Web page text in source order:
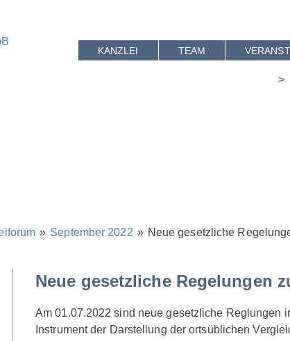
KANZLEI TEAM
>
» September 2022 » Neue gesetzliche
Neue gesetzliche Regelungen
Am 01.07.2022 sind neue gesetzliche Reglungen
Instrument der Darstellung der ortsüblichen